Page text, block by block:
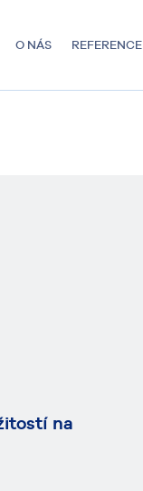
O NÁS REFERENCE
na